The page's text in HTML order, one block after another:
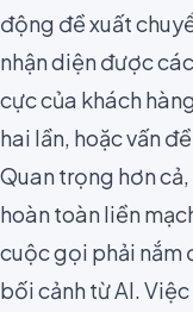
động đề xuất
nhận diện được
cực của khách
hai lần, hoặc vấn
Quan trọng hơn
hoàn toàn liền
cuộc gọi phải nắm
bối cảnh từ AI.